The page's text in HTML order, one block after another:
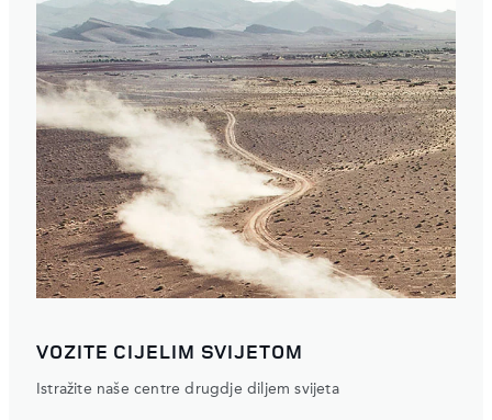
VOZITE CIJELIM SVIJETOM
Istražite naše centre drugdje diljem svijeta